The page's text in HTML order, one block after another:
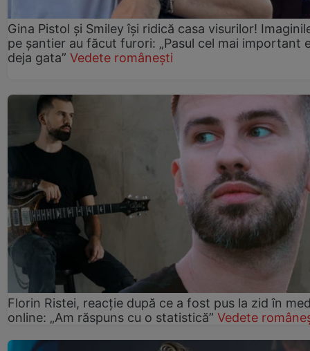
Gina Pistol și Smiley își ridică casa visurilor!
pe șantier au făcut furori: „Pasul cel mai important
deja gata” Vedete românești
Florin Ristei, reacție după ce a fost pus la zid în
online: „Am răspuns cu o statistică” Vedete